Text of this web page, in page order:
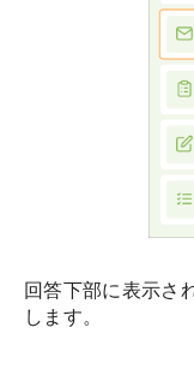
回答下部に表示さ
します。